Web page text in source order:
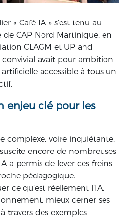
« Café IA » s’est tenu au
de CAP Nord Martinique, en
CLAGM et UP and
convivial avait pour ambition
accessible à tous un
enjeu clé pour les
complexe, voire inquiétante,
encore de nombreuses
a permis de lever ces freins
pédagogique.
ce qu’est réellement l’IA,
mieux cerner ses
travers des exemples